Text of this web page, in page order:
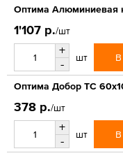
Оптима Алюминиевая
1'107 р./шт
+
-
шт
Оптима Добор ТС
378 р./шт
+
-
шт